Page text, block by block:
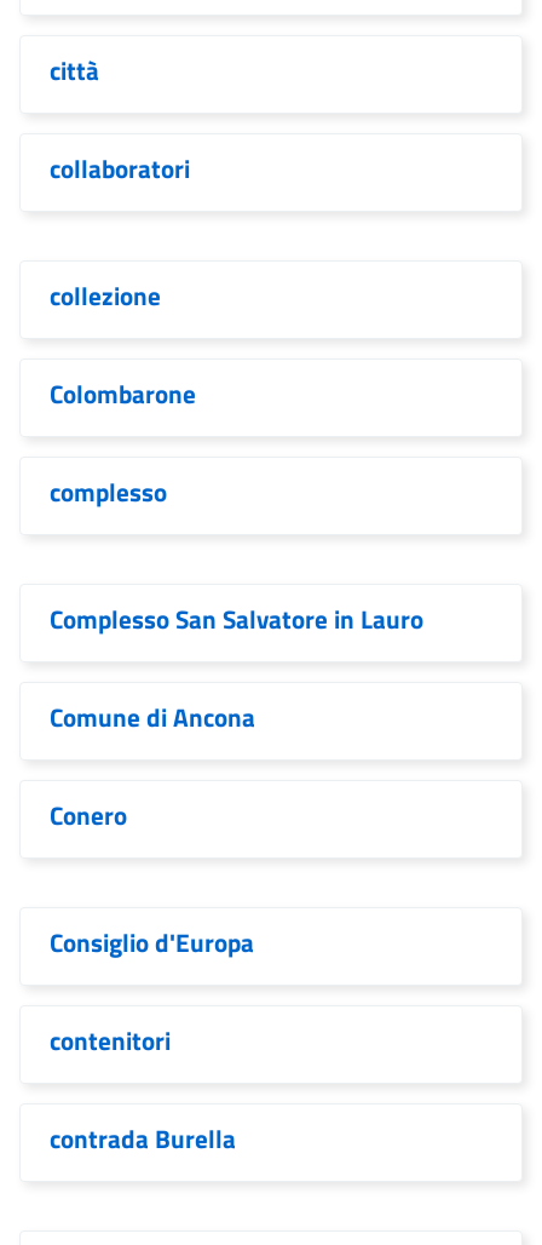
città
collaboratori
collezione
Colombarone
complesso
Complesso San Salvatore in Lauro
Comune di Ancona
Conero
Consiglio d'Europa
contenitori
contrada Burella